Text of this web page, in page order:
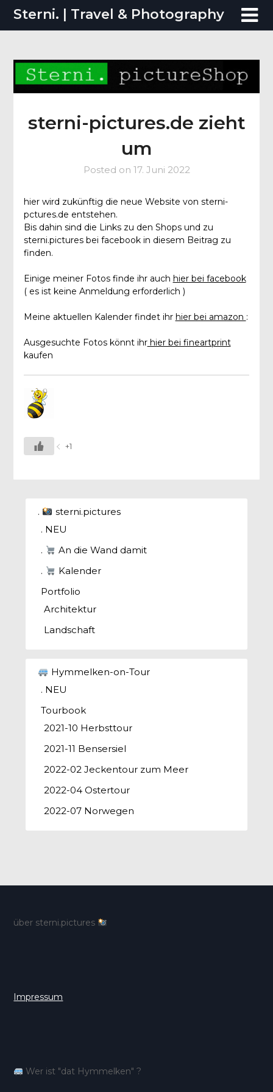
SkipSterni. | Travel & Photography
sterni-pictures.de zieht
um
Posted on 17. Juni 2022
hier wird zukünftig die neue Website von sterni-
pctures.de entstehen.
Bis dahin sind die Links zu den Shops und zu
sterni.pictures bei facebook in diesem Beitrag zu
finden.
Einige meiner Fotos finde ihr auch hier bei facebook
( es ist keine Anmeldung erforderlich )
Meine aktuellen Kalender findet ihr hier bei amazon :
Ausgesuchte Fotos könnt ihrhier bei fineartprint
kaufen
+1
.
sterni.pictures
. NEU
.
An die Wand damit
.
Kalender
Portfolio
Architektur
Landschaft
Hymmelken-on-Tour
. NEU
Tourbook
2021-10 Herbsttour
2021-11 Bensersiel
2022-02 Jeckentour zum Meer
2022-04 Ostertour
2022-07 Norwegen
über sterni.pictures
Impressum
Wer ist "dat Hymmelken" ?